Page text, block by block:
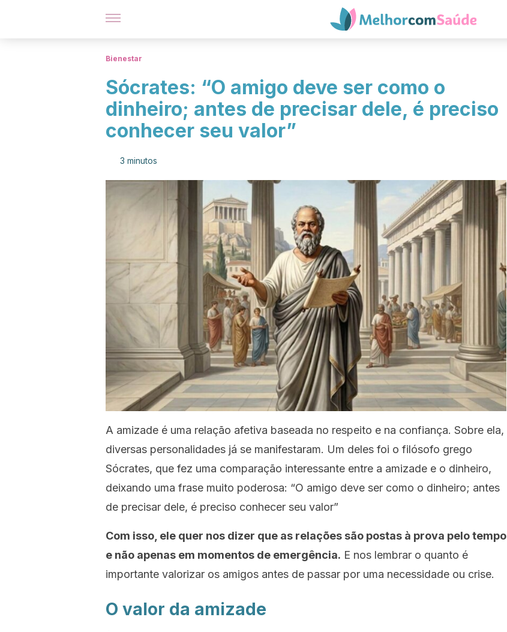
Bienestar
Sócrates: “O amigo deve ser como o
dinheiro; antes de precisar dele, é preciso
conhecer seu valor”
3 minutos
A amizade é uma relação afetiva baseada no respeito e na confiança. Sobre ela,
diversas personalidades já se manifestaram. Um deles foi o filósofo grego
Sócrates, que fez uma comparação interessante entre a amizade e o dinheiro,
deixando uma frase muito poderosa: “O amigo deve ser como o dinheiro; antes
de precisar dele, é preciso conhecer seu valor”
Com isso, ele quer nos dizer que as relações são postas à prova pelo tempo
e não apenas em momentos de emergência. E nos lembrar o quanto é
importante valorizar os amigos antes de passar por uma necessidade ou crise.
O valor da amizade